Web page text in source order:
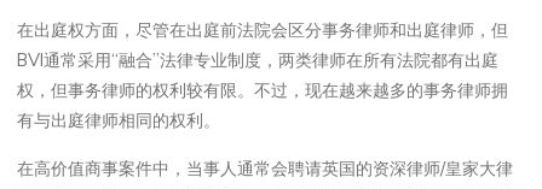
在出庭权方面，尽管在出庭前法院会区分事务律师和出庭律师，但
BVI通常采用“融合”法律专业制度，两类律师在所有法院都有出庭
权，但事务律师的权利较有限。不过，现在越来越多的事务律师拥
有与出庭律师相同的权利。
在高价值商事案件中，当事人通常会聘请英国的资深律师/皇家大律